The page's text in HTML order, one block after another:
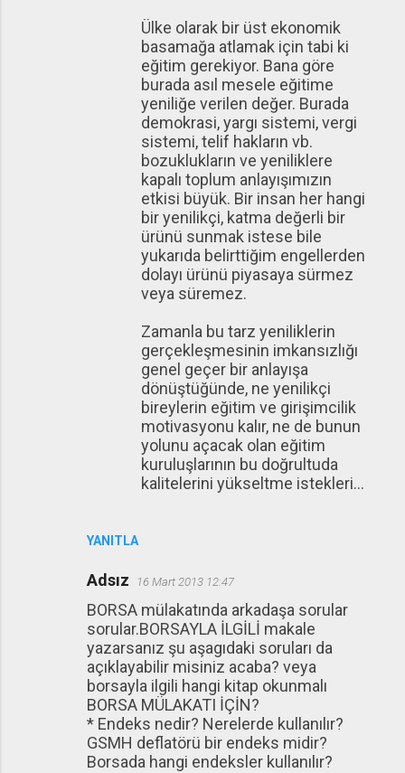
YANITLA
Ülke olarak bir üst ekonomik
basamağa atlamak için tabi ki
eğitim gerekiyor. Bana göre
burada asıl mesele eğitime
yeniliğe verilen değer. Burada
demokrasi, yargı sistemi, vergi
sistemi, telif hakların vb.
bozuklukların ve yeniliklere
kapalı toplum anlayışımızın
etkisi büyük. Bir insan her hangi
bir yenilikçi, katma değerli bir
ürünü sunmak istese bile
yukarıda belirttiğim engellerden
dolayı ürünü piyasaya sürmez
veya süremez.
Zamanla bu tarz yeniliklerin
gerçekleşmesinin imkansızlığı
genel geçer bir anlayışa
dönüştüğünde, ne yenilikçi
bireylerin eğitim ve girişimcilik
motivasyonu kalır, ne de bunun
yolunu açacak olan eğitim
kuruluşlarının bu doğrultuda
kalitelerini yükseltme istekleri...
Adsız 16 Mart 2013 12:47
BORSA mülakatında arkadaşa sorular
sorular.BORSAYLA İLGİLİ makale
yazarsanız şu aşagıdaki soruları da
açıklayabilir misiniz acaba? veya
borsayla ilgili hangi kitap okunmalı
BORSA MÜLAKATI İÇİN?
* Endeks nedir? Nerelerde kullanılır?
GSMH deflatörü bir endeks midir?
Borsada hangi endeksler kullanılır?